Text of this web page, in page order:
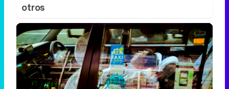
Costumbres que no creerás